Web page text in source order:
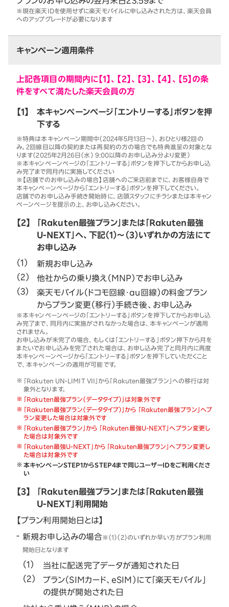
※現在楽天IDを使用せずに楽天モバイルに申し込みされた方は、楽天会員
へのアップグレードが必要になります
キャンペーン適用条件
上記各項目の期間内に【1】、【2】、【3】、【4】、【5】の条
件をすべて満たした楽天会員の方
【1】
本キャンペーンページ「エントリーする」ボタンを押
下する
※特典は本キャンペーン期間中（2024年5月13日～）、おひとり様2回の
み。2回線目以降の契約または再契約の方の場合でも特典進呈の対象とな
ります（2025年2月26日（水） 9:00以降のお申し込み分より変更）
※本キャンペーンページの「エントリーする」ボタンを押下してからお申し込
み完了まで同月内に実施してください
※【店舗でのお申し込みの場合】店舗へのご来店前までに、お客様自身で
本キャンペーンページから「エントリーする」ボタンを押下してください。
店舗でのお申し込み手続き開始時に、店頭スタッフにチラシまたは本キャン
ペーンページを提示の上、お申し込みください。
【2】
「Rakuten最強プラン」または「Rakuten最強
U-NEXT」へ、下記（1）～（3）いずれかの方法にて
お申し込み
新規お申し込み
他社からの乗り換え（MNP）でお申し込み
楽天モバイル（ドコモ回線・au回線）の料金プラン
からプラン変更（移行）手続き後、お申し込み
※本キャンペーンページの「エントリーする」ボタンを押下してからお申し込
み完了まで、同月内に実施がされなかった場合は、本キャンペーンが適用
されません。
お申し込みが未完了の場合、もしくは「エントリーする」ボタン押下から月を
またいでお申し込みを完了された場合は、お申し込み完了と同月内に再度
本キャンペーンページから「エントリーする」ボタンを押下していただくこと
で、本キャンペーンの適用が可能です。
「Rakuten UN-LIMIT VII」から「Rakuten最強プラン」への移行は対
象外となります。
「Rakuten最強プラン（データタイプ）」は対象外です
「Rakuten最強プラン（データタイプ）」から 「Rakuten最強プラン」へプ
ラン変更した場合は対象外です
「Rakuten最強プラン」から 「Rakuten最強U-NEXT」へプラン変更し
た場合は対象外です
「Rakuten最強U-NEXT」から 「Rakuten最強プラン」へプラン変更し
た場合は対象外です
本キャンペーンSTEP1からSTEP4まで同じユーザーIDをご利用くださ
い
【3】
「Rakuten最強プラン」または「Rakuten最強
U-NEXT」利用開始
【プラン利用開始日とは】
新規お申し込みの場合 ※（1）（2）のいずれか早い方がプラン利用
開始日となります
当社に配送完了データが通知された日
プラン（SIMカード、eSIM）にて「楽天モバイル」
の提供が開始された日